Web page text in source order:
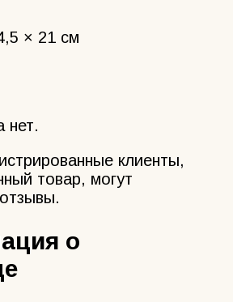
× 21 см
нет.
клиенты,
товар, могут
о